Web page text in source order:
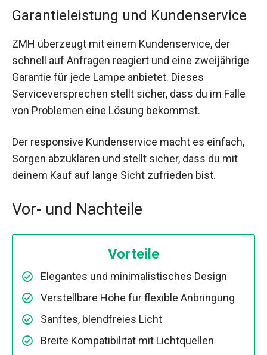
Garantieleistung und Kundenservice
ZMH überzeugt mit einem Kundenservice, der
schnell auf Anfragen reagiert und eine zweijährige
Garantie für jede Lampe anbietet. Dieses
Serviceversprechen stellt sicher, dass du im Falle
von Problemen eine Lösung bekommst.
Der responsive Kundenservice macht es einfach,
Sorgen abzuklären und stellt sicher, dass du mit
deinem Kauf auf lange Sicht zufrieden bist.
Vor- und Nachteile
Vorteile
Elegantes und minimalistisches Design
Verstellbare Höhe für flexible Anbringung
Sanftes, blendfreies Licht
Breite Kompatibilität mit Lichtquellen